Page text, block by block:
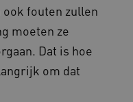
fouten zullen
moeten ze
Dat is hoe
om dat